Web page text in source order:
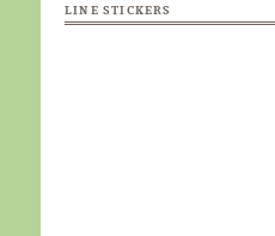
LINE STICKERS